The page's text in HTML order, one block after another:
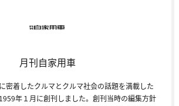
月刊自家用車
密着したクルマとクルマ社会の話題を満載した
年１月に創刊しました。創刊当時の編集方針